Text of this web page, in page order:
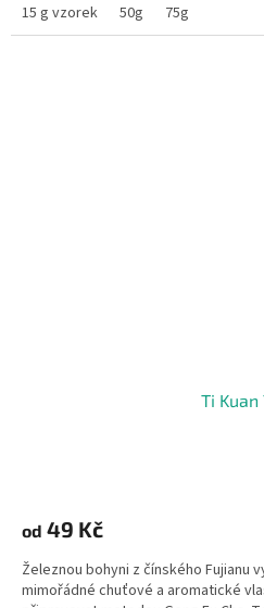
15 g vzorek
50g 75g
Ti Kuan
od 49 Kč
Železnou bohyni z čínského Fujianu
mimořádné chuťové a aromatické